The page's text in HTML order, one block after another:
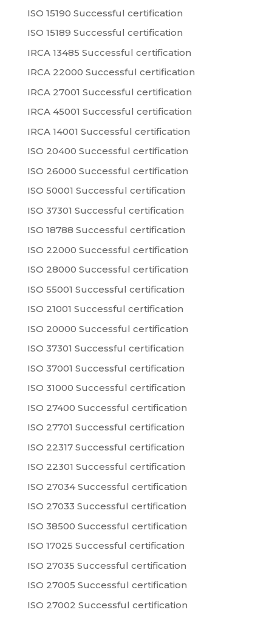
ISO 15190 Successful certification
ISO 15189 Successful certification
IRCA 13485 Successful certification
IRCA 22000 Successful certification
IRCA 27001 Successful certification
IRCA 45001 Successful certification
IRCA 14001 Successful certification
ISO 20400 Successful certification
ISO 26000 Successful certification
ISO 50001 Successful certification
ISO 37301 Successful certification
ISO 18788 Successful certification
ISO 22000 Successful certification
ISO 28000 Successful certification
ISO 55001 Successful certification
ISO 21001 Successful certification
ISO 20000 Successful certification
ISO 37301 Successful certification
ISO 37001 Successful certification
ISO 31000 Successful certification
ISO 27400 Successful certification
ISO 27701 Successful certification
ISO 22317 Successful certification
ISO 22301 Successful certification
ISO 27034 Successful certification
ISO 27033 Successful certification
ISO 38500 Successful certification
ISO 17025 Successful certification
ISO 27035 Successful certification
ISO 27005 Successful certification
ISO 27002 Successful certification